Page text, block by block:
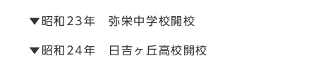
▼昭和23年 弥栄中学校開校
▼昭和24年 日吉ヶ丘高校開校